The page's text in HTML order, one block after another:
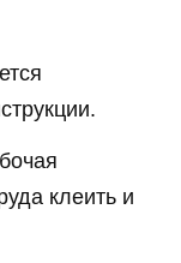
клеить и